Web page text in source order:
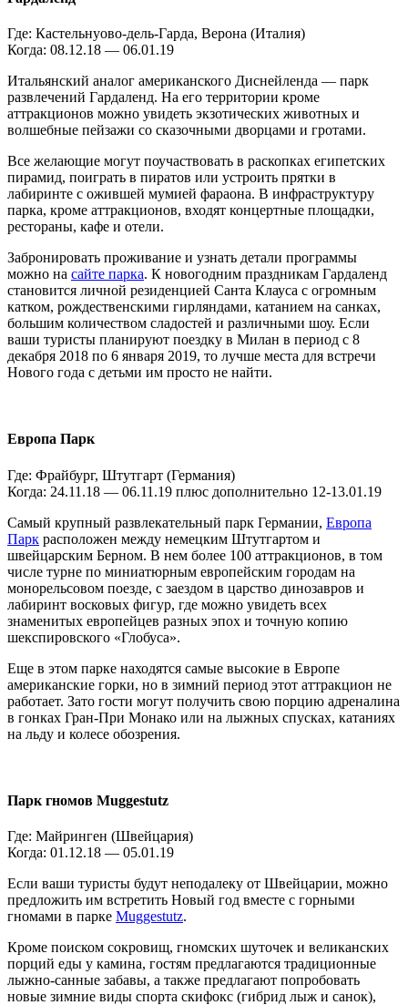
Где: Кастельнуово-дель-Гарда, Верона (Италия)
Когда: 08.12.18 — 06.01.19
Итальянский аналог американского Диснейленда — парк
развлечений Гардаленд. На его территории кроме
аттракционов можно увидеть экзотических животных и
волшебные пейзажи со сказочными дворцами и гротами.
Все желающие могут поучаствовать в раскопках египетских
пирамид, поиграть в пиратов или устроить прятки в
лабиринте с ожившей мумией фараона. В инфраструктуру
парка, кроме аттракционов, входят концертные площадки,
рестораны, кафе и отели.
Забронировать проживание и узнать детали программы
можно на сайте парка. К новогодним праздникам Гардаленд
становится личной резиденцией Санта Клауса с огромным
катком, рождественскими гирляндами, катанием на санках,
большим количеством сладостей и различными шоу. Если
ваши туристы планируют поездку в Милан в период с 8
декабря 2018 по 6 января 2019, то лучше места для встречи
Нового года с детьми им просто не найти.
Европа Парк
Где: Фрайбург, Штутгарт (Германия)
Когда: 24.11.18 — 06.11.19 плюс дополнительно 12-13.01.19
Самый крупный развлекательный парк Германии, Европа
Парк расположен между немецким Штутгартом и
швейцарским Берном. В нем более 100 аттракционов, в том
числе турне по миниатюрным европейским городам на
монорельсовом поезде, с заездом в царство динозавров и
лабиринт восковых фигур, где можно увидеть всех
знаменитых европейцев разных эпох и точную копию
шекспировского «Глобуса».
Еще в этом парке находятся самые высокие в Европе
американские горки, но в зимний период этот аттракцион не
работает. Зато гости могут получить свою порцию адреналина
в гонках Гран-При Монако или на лыжных спусках, катаниях
на льду и колесе обозрения.
Парк гномов Muggestutz
Где: Майринген (Швейцария)
Когда: 01.12.18 — 05.01.19
Если ваши туристы будут неподалеку от Швейцарии, можно
предложить им встретить Новый год вместе с горными
гномами в парке Muggestutz.
Кроме поиском сокровищ, гномских шуточек и великанских
порций еды у камина, гостям предлагаются традиционные
лыжно-санные забавы, а также предлагают попробовать
новые зимние виды спорта скифокс (гибрид лыж и санок),